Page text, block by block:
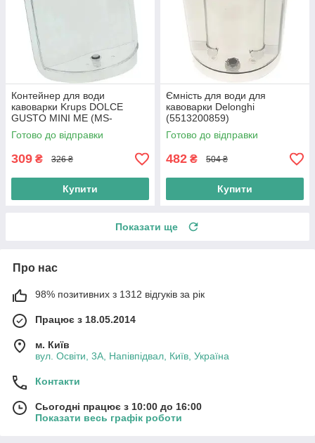
Контейнер для води
кавоварки Krups DOLCE
GUSTO MINI ME (MS-
623472)
Готово до відправки
309 ₴ 326 ₴
Купити
Ємність для води для
кавоварки Delonghi
(5513200859)
Готово до відправки
482 ₴ 504 ₴
Купити
Показати ще
Про нас
98% позитивних з 1312 відгуків за рік
Працює з 18.05.2014
м. Київ
вул. Освіти, 3А, Напівпідвал, Київ, Україна
Контакти
Сьогодні працює з 10:00 до 16:00
Показати весь графік роботи